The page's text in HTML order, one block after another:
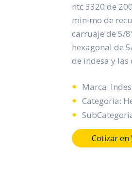
ntc 3320 de
minimo de
carruaje de 5/
hexagonal de
de indesa y las
Marca:
Categoria:
Cotizar en